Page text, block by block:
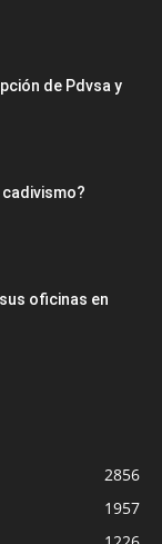
de Pdvsa y
cadivismo?
oficinas en
2856
1957